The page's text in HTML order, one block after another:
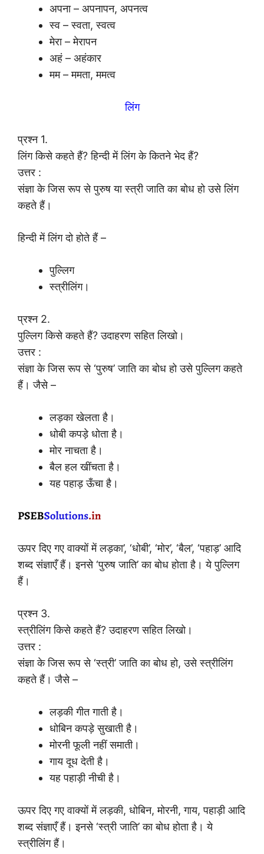
अपना – अपनापन, अपनत्व
स्व – स्वता, स्वत्व
मेरा – मेरापन
अहं – अहंकार
मम – ममता, ममत्व
लिंग
प्रश्न 1.
लिंग किसे कहते हैं? हिन्दी में लिंग के कितने भेद हैं?
उत्तर :
संज्ञा के जिस रूप से पुरुष या स्त्री जाति का बोध हो उसे लिंग
कहते हैं।
हिन्दी में लिंग दो होते हैं –
पुल्लिग
स्त्रीलिंग।
प्रश्न 2.
पुल्लिग किसे कहते हैं? उदाहरण सहित लिखो।
उत्तर :
संज्ञा के जिस रूप से ‘पुरुष’ जाति का बोध हो उसे पुल्लिग कहते
हैं। जैसे –
लड़का खेलता है।
धोबी कपड़े धोता है।
मोर नाचता है।
बैल हल खींचता है।
यह पहाड़ ऊँचा है।
ऊपर दिए गए वाक्यों में लड़का’, ‘धोबी’, ‘मोर’, ‘बैल’, ‘पहाड़’ आदि
शब्द संज्ञाएँ हैं। इनसे ‘पुरुष जाति’ का बोध होता है। ये पुल्लिग
हैं।
प्रश्न 3.
स्त्रीलिंग किसे कहते हैं? उदाहरण सहित लिखो।
उत्तर :
संज्ञा के जिस रूप से ‘स्त्री’ जाति का बोध हो, उसे स्त्रीलिंग
कहते हैं। जैसे –
लड़की गीत गाती है।
धोबिन कपड़े सुखाती है।
मोरनी फूली नहीं समाती।
गाय दूध देती है।
यह पहाड़ी नीची है।
ऊपर दिए गए वाक्यों में लड़की, धोबिन, मोरनी, गाय, पहाड़ी आदि
शब्द संज्ञाएँ हैं। इनसे ‘स्त्री जाति’ का बोध होता है। ये
स्त्रीलिंग हैं।